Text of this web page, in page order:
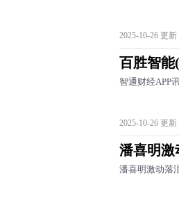
2025-10-26 更新
百胜智能
智通财经APP
2025-10-26 更新
潘喜明激
潘喜明激动落